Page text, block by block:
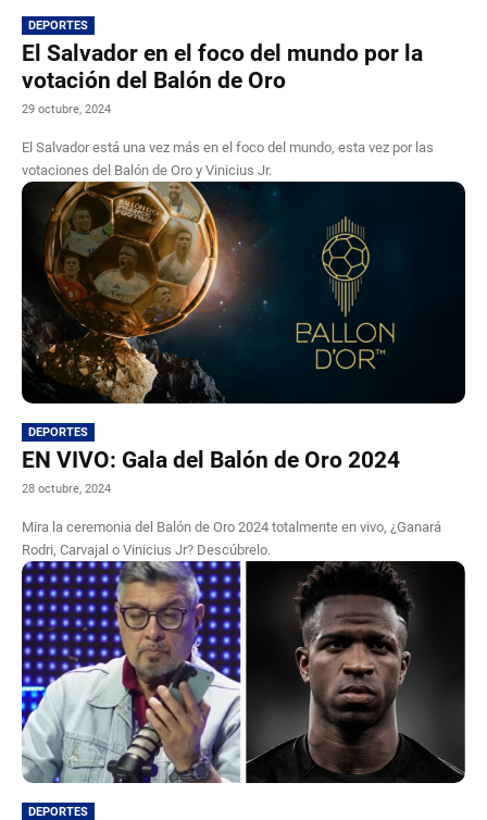
DEPORTES
El Salvador en el foco del mundo por la
votación del Balón de Oro
29 octubre, 2024
El Salvador está una vez más en el foco del mundo, esta vez por las
votaciones del Balón de Oro y Vinicius Jr.
DEPORTES
EN VIVO: Gala del Balón de Oro 2024
28 octubre, 2024
Mira la ceremonia del Balón de Oro 2024 totalmente en vivo, ¿Ganará
Rodri, Carvajal o Vinicius Jr? Descúbrelo.
DEPORTES